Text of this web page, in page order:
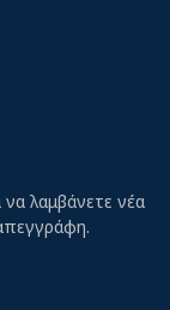
λαμβάνετε νέα